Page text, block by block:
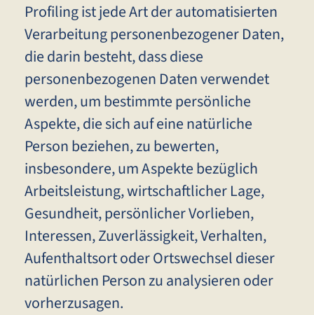
Profiling ist jede Art der automatisierten
Verarbeitung personenbezogener Daten,
die darin besteht, dass diese
personenbezogenen Daten verwendet
werden, um bestimmte persönliche
Aspekte, die sich auf eine natürliche
Person beziehen, zu bewerten,
insbesondere, um Aspekte bezüglich
Arbeitsleistung, wirtschaftlicher Lage,
Gesundheit, persönlicher Vorlieben,
Interessen, Zuverlässigkeit, Verhalten,
Aufenthaltsort oder Ortswechsel dieser
natürlichen Person zu analysieren oder
vorherzusagen.